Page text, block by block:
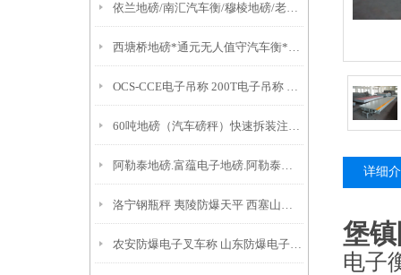
依兰地磅/南汇汽车衡/穆棱地磅/老港汽车衡/东宁地磅维修
西塘桥地磅*通元无人值守汽车衡*新市防爆秤*太湖便携式地磅
OCS-CCE电子吊称 200T电子吊称 OCS-SZ-BC电子吊称
60吨地磅（汽车磅秤）快速拆装注意事项
阿勒泰地磅.富蕴电子地磅.阿勒泰隔爆磅秤.精河汽车磅价格因素
洛宁钢瓶秤 夷陵防爆天平 西塞山吊机秤保养方法
农安防爆电子叉车称 山东防爆电子油桶秤 莱城电子防爆台称
详细
堡
电子